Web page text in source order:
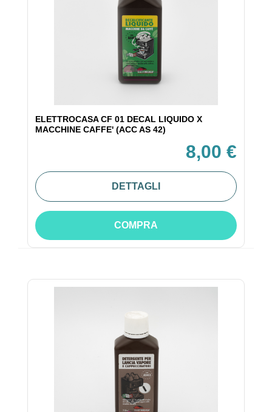
ELETTROCASA CF 01 DECAL LIQUIDO X
MACCHINE CAFFE' (ACC AS 42)
8,00 €
DETTAGLI
COMPRA